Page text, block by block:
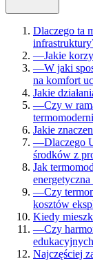
Dlaczego ta
—Jakie
—W jaki
na komfort
Jakie
—Czy w
Jakie
—Dlaczego
środków z
Jak
—Czy
kosztów
Kiedy
—Czy
Najczęściej